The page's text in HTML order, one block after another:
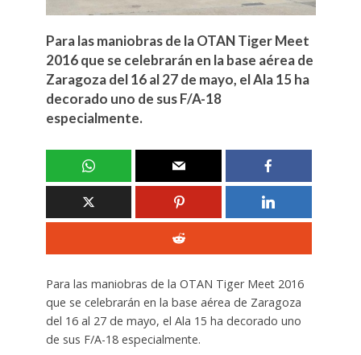
Para las maniobras de la OTAN Tiger Meet
2016 que se celebrarán en la base aérea de
Zaragoza del 16 al 27 de mayo, el Ala 15 ha
decorado uno de sus F/A-18
especialmente.
Para las maniobras de la OTAN Tiger Meet 2016
que se celebrarán en la base aérea de Zaragoza
del 16 al 27 de mayo, el Ala 15 ha decorado uno
de sus F/A-18 especialmente.